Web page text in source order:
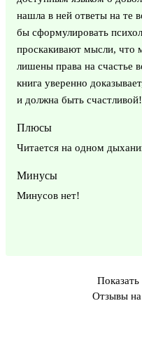
нашла в ней ответы на те
бы сформулировать
проскакивают мысли, что
лишены права на счастье
книга уверенно
и должна быть счастливой!
Плюсы
Читается на одном
Минусы
Минусов нет!
Отзывы на